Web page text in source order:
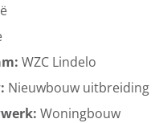
WZC Lindelo
Nieuwbouw uitbreiding
Woningbouw